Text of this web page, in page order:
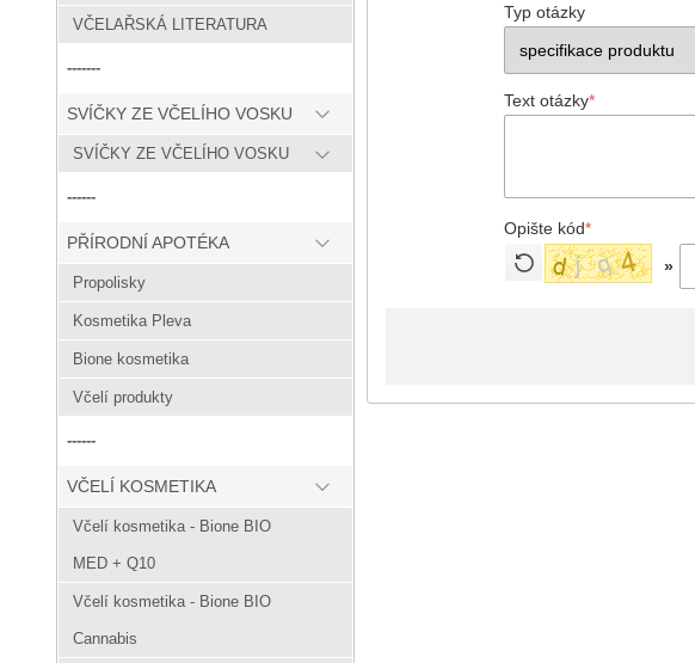
VČELAŘSKÁ LITERATURA
-------
SVÍČKY ZE VČELÍHO VOSKU
SVÍČKY ZE VČELÍHO VOSKU
------
PŘÍRODNÍ APOTÉKA
Propolisky
Kosmetika Pleva
Bione kosmetika
Včelí produkty
------
VČELÍ KOSMETIKA
Včelí kosmetika - Bione BIO
MED + Q10
Včelí kosmetika - Bione BIO
Cannabis
Typ otázky
Text otázky*
Opište kód*
»